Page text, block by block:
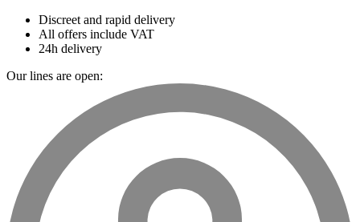
Discreet and rapid delivery
All offers include VAT
24h delivery
Our lines are open: